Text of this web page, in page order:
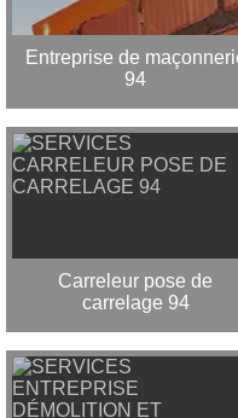
Entreprise de
94
Carreleur pose de
carrelage 94